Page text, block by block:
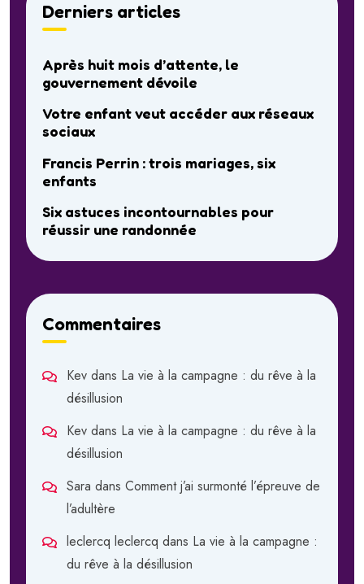
Derniers articles
Après huit mois d’attente, le
gouvernement dévoile
Votre enfant veut accéder aux réseaux
sociaux
Francis Perrin : trois mariages, six
enfants
Six astuces incontournables pour
réussir une randonnée
Commentaires
Kev dans La vie à la campagne : du rêve à la
désillusion
Kev dans La vie à la campagne : du rêve à la
désillusion
Sara dans Comment j’ai surmonté l’épreuve de
l’adultère
leclercq leclercq dans La vie à la campagne :
du rêve à la désillusion